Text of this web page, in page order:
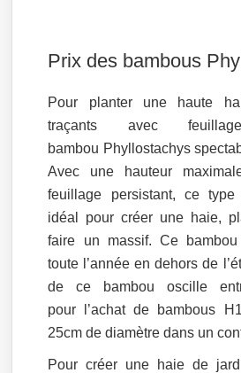
Prix des bambous
Pour planter une haute
traçants avec
bambou Phyllostachys
Avec une hauteur
feuillage persistant, ce
idéal pour créer une haie,
faire un massif. Ce
toute l’année en dehors de
de ce bambou oscille
pour l’achat de bambous
25cm de diamètre dans un
Pour créer une haie de